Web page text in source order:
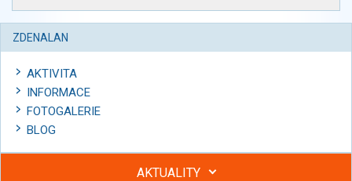
ZDENALAN
AKTIVITA
INFORMACE
FOTOGALERIE
BLOG
AKTUALITY